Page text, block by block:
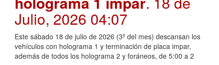
Julio, 2026 04:07
Este sábado 18 de julio de 2026 (3º del mes) descansan los
vehículos con holograma 1 y terminación de placa impar,
además de todos los holograma 2 y foráneos, de 5:00 a 2